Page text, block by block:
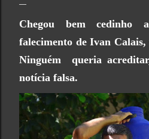
Chegou bem
falecimento de Ivan
Ninguém queria
notícia falsa.